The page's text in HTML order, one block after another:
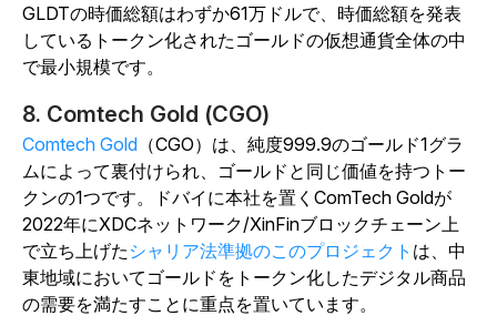
GLDTの時価総額はわずか61万ドルで、時価総額を発表
しているトークン化されたゴールドの仮想通貨全体の中
で最小規模です。
8. Comtech Gold (CGO)
Comtech Gold （CGO）は、純度999.9のゴールド1グラ
ムによって裏付けられ、ゴールドと同じ価値を持つトー
クンの1つです。ドバイに本社を置くComTech Goldが
2022年にXDCネットワーク/XinFinブロックチェーン上
で立ち上げた シャリア法準拠のこのプロジェクト は、中
東地域においてゴールドをトークン化したデジタル商品
の需要を満たすことに重点を置いています。